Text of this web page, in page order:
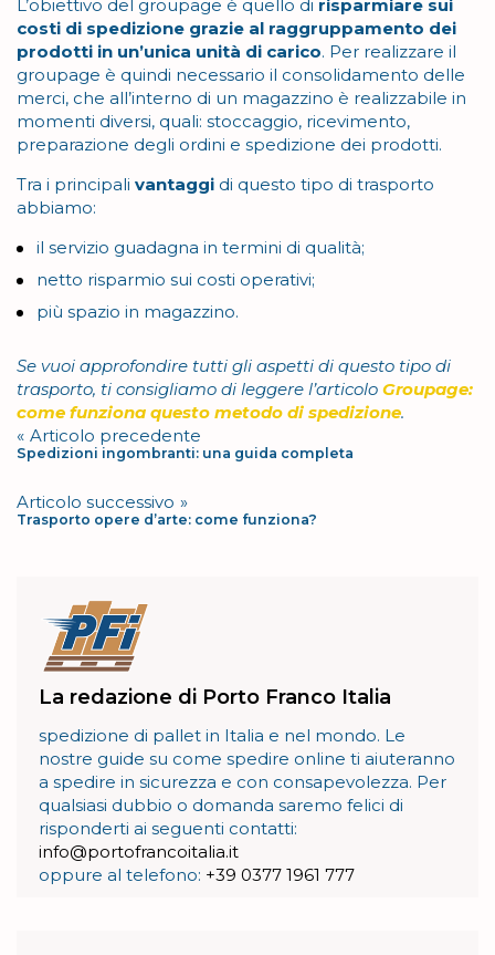
L’obiettivo del groupage è quello di risparmiare sui
costi di spedizione grazie al raggruppamento dei
prodotti in un’unica unità di carico. Per realizzare il
groupage è quindi necessario il consolidamento delle
merci, che all’interno di un magazzino è realizzabile in
momenti diversi, quali: stoccaggio, ricevimento,
preparazione degli ordini e spedizione dei prodotti.
Tra i principali vantaggi di questo tipo di trasporto
abbiamo:
il servizio guadagna in termini di qualità;
netto risparmio sui costi operativi;
più spazio in magazzino.
Se vuoi approfondire tutti gli aspetti di questo tipo di
trasporto, ti consigliamo di leggere l’articolo Groupage:
come funziona questo metodo di spedizione.
Navigazione
articoli
Articolo precedente
Spedizioni ingombranti: una guida completa
Articolo successivo
Trasporto opere d’arte: come funziona?
La redazione di Porto Franco Italia
spedizione di pallet in Italia e nel mondo. Le
nostre guide su come spedire online ti aiuteranno
a spedire in sicurezza e con consapevolezza. Per
qualsiasi dubbio o domanda saremo felici di
risponderti ai seguenti contatti:
info@portofrancoitalia.it
oppure al telefono: +39 0377 1961 777